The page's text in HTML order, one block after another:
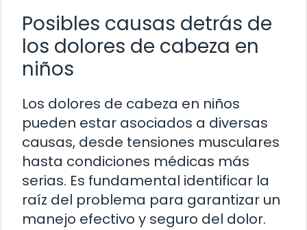
Posibles causas detrás de
los dolores de cabeza en
niños
Los dolores de cabeza en niños
pueden estar asociados a diversas
causas, desde tensiones musculares
hasta condiciones médicas más
serias. Es fundamental identificar la
raíz del problema para garantizar un
manejo efectivo y seguro del dolor.